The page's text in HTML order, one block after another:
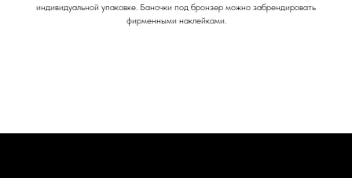
индивидуальной упаковке. Баночки под бронзер можно забрендировать
фирменными наклейками.